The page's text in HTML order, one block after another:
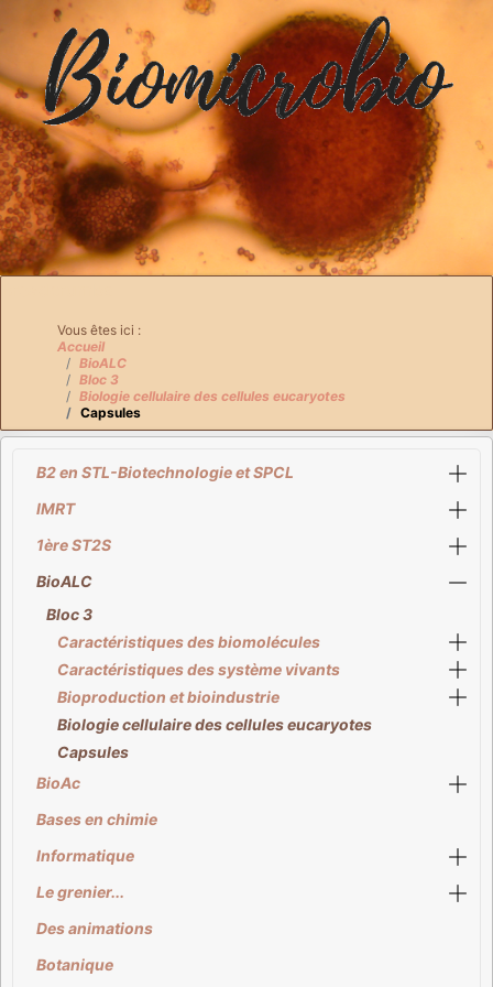
Vous êtes ici :
Accueil
BioALC
Bloc 3
Biologie cellulaire des cellules eucaryotes
Capsules
B2 en STL-Biotechnologie et SPCL
IMRT
1ère ST2S
BioALC
Bloc 3
Caractéristiques des biomolécules
Caractéristiques des système vivants
Bioproduction et bioindustrie
Biologie cellulaire des cellules eucaryotes
Capsules
BioAc
Bases en chimie
Informatique
Le grenier...
Des animations
Botanique